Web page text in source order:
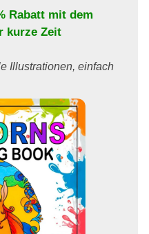
Rabatt mit dem
kurze Zeit
Illustrationen, einfach